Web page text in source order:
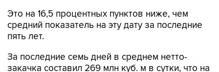
Это на 16,5 процентных пунктов ниже, чем
средний показатель на эту дату за последние
пять лет.
За последние семь дней в среднем нетто-
закачка составил 269 млн куб. м в сутки, что на